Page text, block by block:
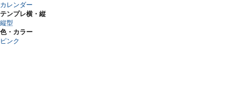
カレンダー
テンプレ横・縦
縦型
色・カラー
ピンク